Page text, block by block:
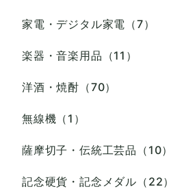
家電・デジタル家電（7）
楽器・音楽用品（11）
洋酒・焼酎（70）
無線機（1）
薩摩切子・伝統工芸品（10）
記念硬貨・記念メダル（22）